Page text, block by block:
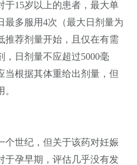
于15岁以上的患者，最大单
最多服用4次（最大日剂量为
推荐剂量开始，且仅在有需
日剂量不应超过5000毫
当根据其体重给出剂量，但
世纪，但关于该药对妊娠
于孕早期，评估几乎没有发